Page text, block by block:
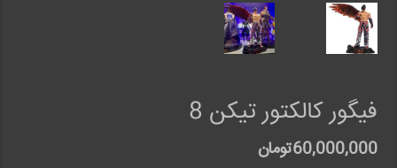
فیگور کالکتور تیکن 8
60,000,000تومان